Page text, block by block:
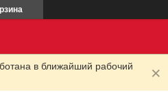
в ближайший рабочий